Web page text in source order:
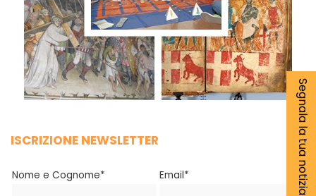
ISCRIZIONE NEWSLETTER
Nome e Cognome* Email* Segnala la tua notizia